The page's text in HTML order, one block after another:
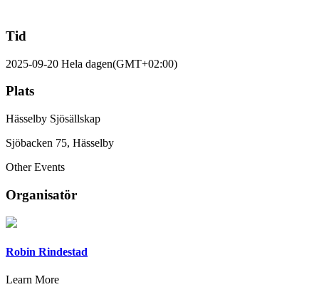
Tid
2025-09-20 Hela dagen(GMT+02:00)
Plats
Hässelby Sjösällskap
Sjöbacken 75, Hässelby
Other Events
Organisatör
Robin Rindestad
Learn More